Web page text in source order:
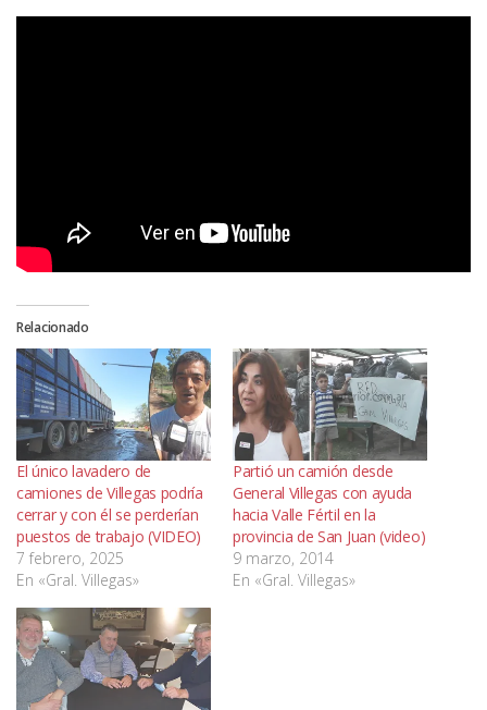
Relacionado
El único lavadero de
camiones de Villegas podría
cerrar y con él se perderían
puestos de trabajo (VIDEO)
7 febrero, 2025
En «Gral. Villegas»
Partió un camión desde
General Villegas con ayuda
hacia Valle Fértil en la
provincia de San Juan (video)
9 marzo, 2014
En «Gral. Villegas»